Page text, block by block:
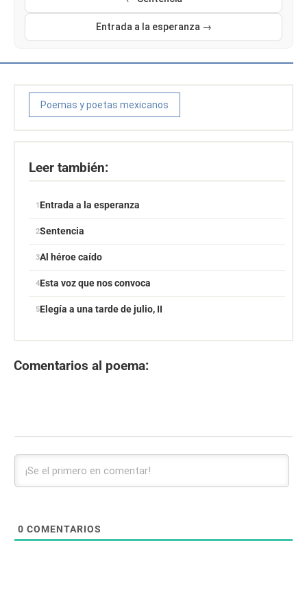
Entrada a la esperanza →
Poemas y poetas mexicanos
Leer también:
Entrada a la esperanza
Sentencia
Al héroe caído
Esta voz que nos convoca
Elegía a una tarde de julio, II
Comentarios al poema:
0 COMENTARIOS